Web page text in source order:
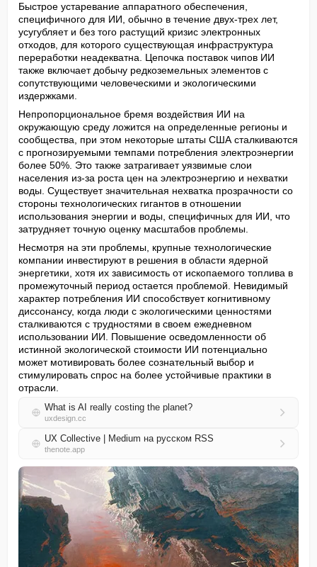
Быстрое устаревание аппаратного обеспечения,
специфичного для ИИ, обычно в течение двух-трех лет,
усугубляет и без того растущий кризис электронных
отходов, для которого существующая инфраструктура
переработки неадекватна. Цепочка поставок чипов ИИ
также включает добычу редкоземельных элементов с
сопутствующими человеческими и экологическими
издержками.
Непропорциональное бремя воздействия ИИ на
окружающую среду ложится на определенные регионы и
сообщества, при этом некоторые штаты США сталкиваются
с прогнозируемыми темпами потребления электроэнергии
более 50%. Это также затрагивает уязвимые слои
населения из-за роста цен на электроэнергию и нехватки
воды. Существует значительная нехватка прозрачности со
стороны технологических гигантов в отношении
использования энергии и воды, специфичных для ИИ, что
затрудняет точную оценку масштабов проблемы.
Несмотря на эти проблемы, крупные технологические
компании инвестируют в решения в области ядерной
энергетики, хотя их зависимость от ископаемого топлива в
промежуточный период остается проблемой. Невидимый
характер потребления ИИ способствует когнитивному
диссонансу, когда люди с экологическими ценностями
сталкиваются с трудностями в своем ежедневном
использовании ИИ. Повышение осведомленности об
истинной экологической стоимости ИИ потенциально
может мотивировать более сознательный выбор и
стимулировать спрос на более устойчивые практики в
отрасли.
What is AI really costing the planet?
uxdesign.cc
UX Collective | Medium на русском RSS
thenote.app